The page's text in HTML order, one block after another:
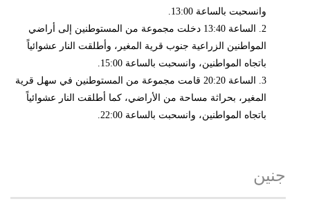
وانسحبت بالساعة 13:00.
2. الساعة 13:40 دخلت مجموعة من المستوطنين إلى أراضي
المواطنين الزراعية جنوب قرية المغير، وأطلقت النار عشوائياً
باتجاه المواطنين، وانسحبت بالساعة 15:00.
3. الساعة 20:20 قامت مجموعة من المستوطنين في سهل قرية
المغير، بحراثة مساحة من الأراضي، كما أطلقت النار عشوائياً
باتجاه المواطنين، وانسحبت بالساعة 22:00.
جنين